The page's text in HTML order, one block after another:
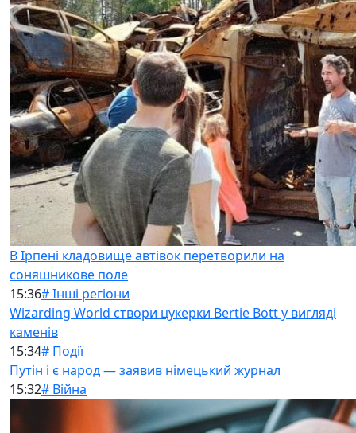
В Ірпені кладовище автівок перетворили на
соняшникове поле
15:36# Інші регіони
Wizarding World створи цукерки Bertie Bott у вигляді
каменів
15:34# Події
Путін і є народ — заявив німецький журнал
15:32# Війна